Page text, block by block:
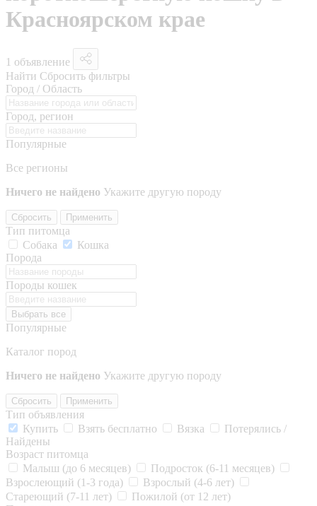
Красноярском крае
1 объявление
Найти Сбросить фильтры
Город / Область
Город, регион
Популярные
Все регионы
Ничего не найдено Укажите другую породу
Сбросить Применить
Тип питомца
Собака
Кошка
Порода
Породы кошек
Выбрать все
Популярные
Каталог пород
Ничего не найдено Укажите другую породу
Сбросить Применить
Тип объявления
Купить
Взять бесплатно Вязка
Потерялись /
Найдены
Возраст питомца
Малыш (до 6 месяцев)
Подросток (6-11 месяцев)
Взрослеющий (1-3 года)
Взрослый (4-6 лет)
Стареющий (7-11 лет)
Пожилой (от 12 лет)